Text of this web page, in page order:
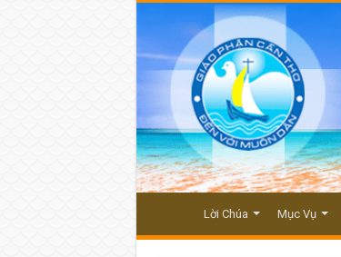
Lời Chúa Mục Vụ